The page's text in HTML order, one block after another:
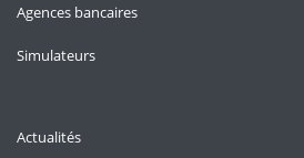
Agences bancaires
Simulateurs
Actualités